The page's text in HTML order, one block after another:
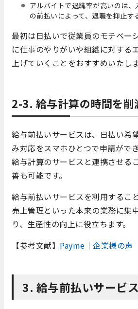
アルバイトで退職率が高いのは
の前払いによって、退職を抑止す
最初は日払いで従業員のモチベー
に仕事のやりがいや組織に対する
上げていくことをおすすめいたしま
2-3. 給与計算の時間を削
給与前払いサービスは、日払い希
み対応をスマホひとつで申請がで
給与計算のサービスと連携させる
善も可能です。
給与前払いサービスを利用するこ
売上管理といった本来の業務に集
り、生産性の向上に役立ちます。
【参考文献】 Payme｜企業様の声
3. 給与前払いサービ